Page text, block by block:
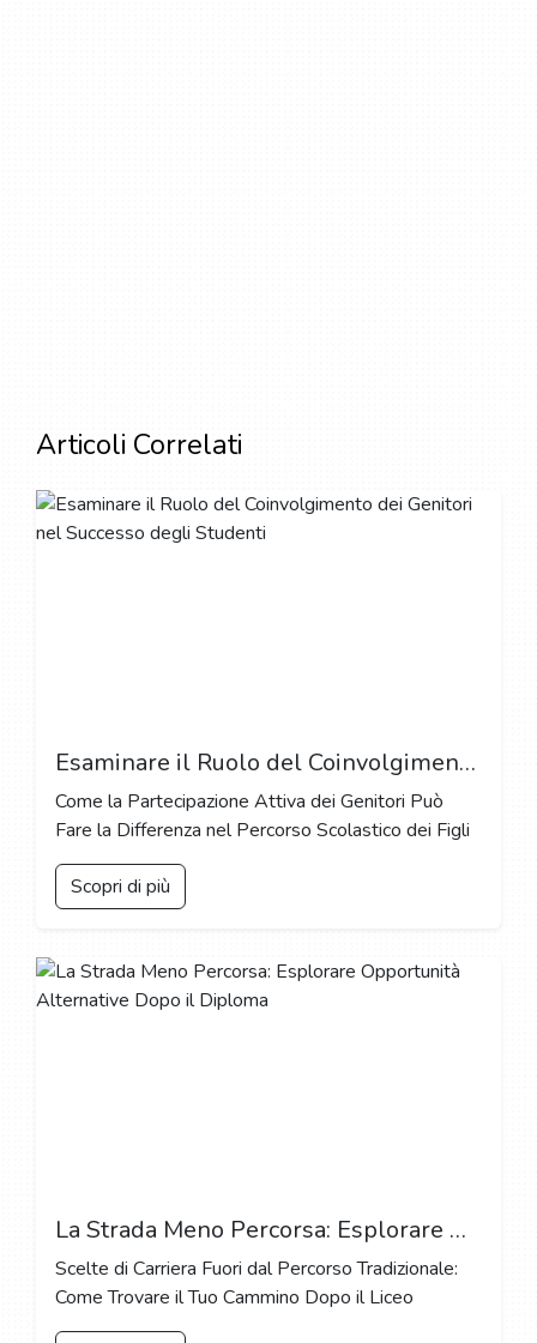
Articoli Correlati
Esaminare il Ruolo del Coinvolgimento dei Genitori nel Successo degli Studenti
Come la Partecipazione Attiva dei Genitori Può
Fare la Differenza nel Percorso Scolastico dei Figli
Scopri di più
La Strada Meno Percorsa: Esplorare Opportunità Alternative Dopo il Diploma
Scelte di Carriera Fuori dal Percorso Tradizionale:
Come Trovare il Tuo Cammino Dopo il Liceo